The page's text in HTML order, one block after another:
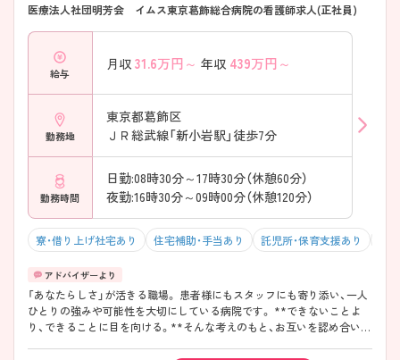
医療法人社団明芳会 イムス東京葛飾総合病院の看護師求人(正社員)
給与
月収 31.6万円～ 年収 439万円～
勤務地
東京都葛飾区
ＪＲ総武線「新小岩駅」徒歩7分
勤務時間
日勤:08時30分～17時30分（休憩60分）
夜勤:16時30分～09時00分（休憩120分）
寮・借り上げ社宅あり 住宅補助・手当あり 託児所・保育支援あり
「あなたらしさ」が活きる職場。 患者様にもスタッフにも寄り添い、一人
ひとりの強みや可能性を大切にしている病院です。 **できないことよ
り、できることに目を向ける。**そんな考えのもと、お互いを認め合い、